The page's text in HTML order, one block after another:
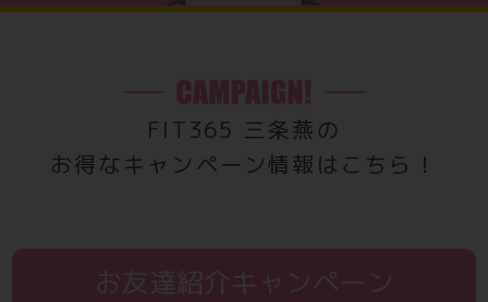
FIT365 三条燕の
お得なキャンペーン情報はこちら！
お友達紹介キャンペーン